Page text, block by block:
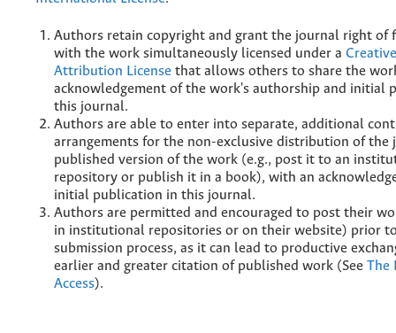
Authors retain copyright and grant the journal right of
with the work simultaneously licensed under a
Attribution License that allows others to share the
acknowledgement of the work's authorship and initial
this journal.
Authors are able to enter into separate, additional
arrangements for the non-exclusive distribution of the
published version of the work (e.g., post it to an
repository or publish it in a book), with an
initial publication in this journal.
Authors are permitted and encouraged to post their
in institutional repositories or on their website) prior
submission process, as it can lead to productive
earlier and greater citation of published work (See The
Access).